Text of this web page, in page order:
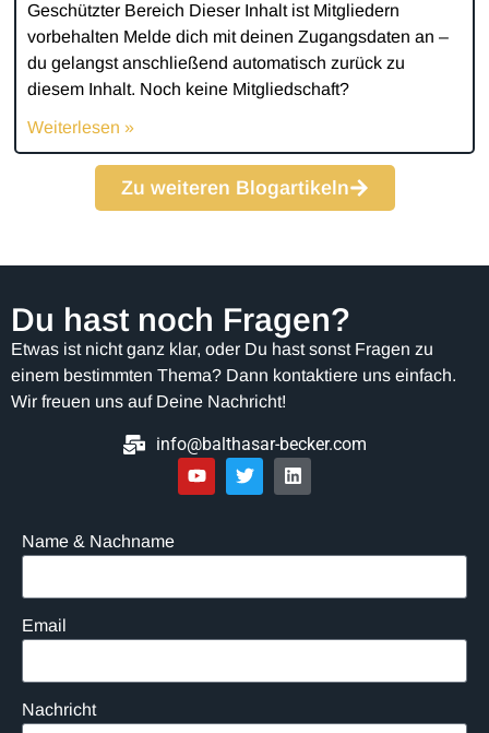
Geschützter Bereich Dieser Inhalt ist Mitgliedern
vorbehalten Melde dich mit deinen Zugangsdaten an –
du gelangst anschließend automatisch zurück zu
diesem Inhalt. Noch keine Mitgliedschaft?
Weiterlesen »
Zu weiteren Blogartikeln
Du hast noch Fragen?
Etwas ist nicht ganz klar, oder Du hast sonst Fragen zu
einem bestimmten Thema? Dann kontaktiere uns einfach.
Wir freuen uns auf Deine Nachricht!
info@balthasar-becker.com
Name & Nachname
Email
Nachricht